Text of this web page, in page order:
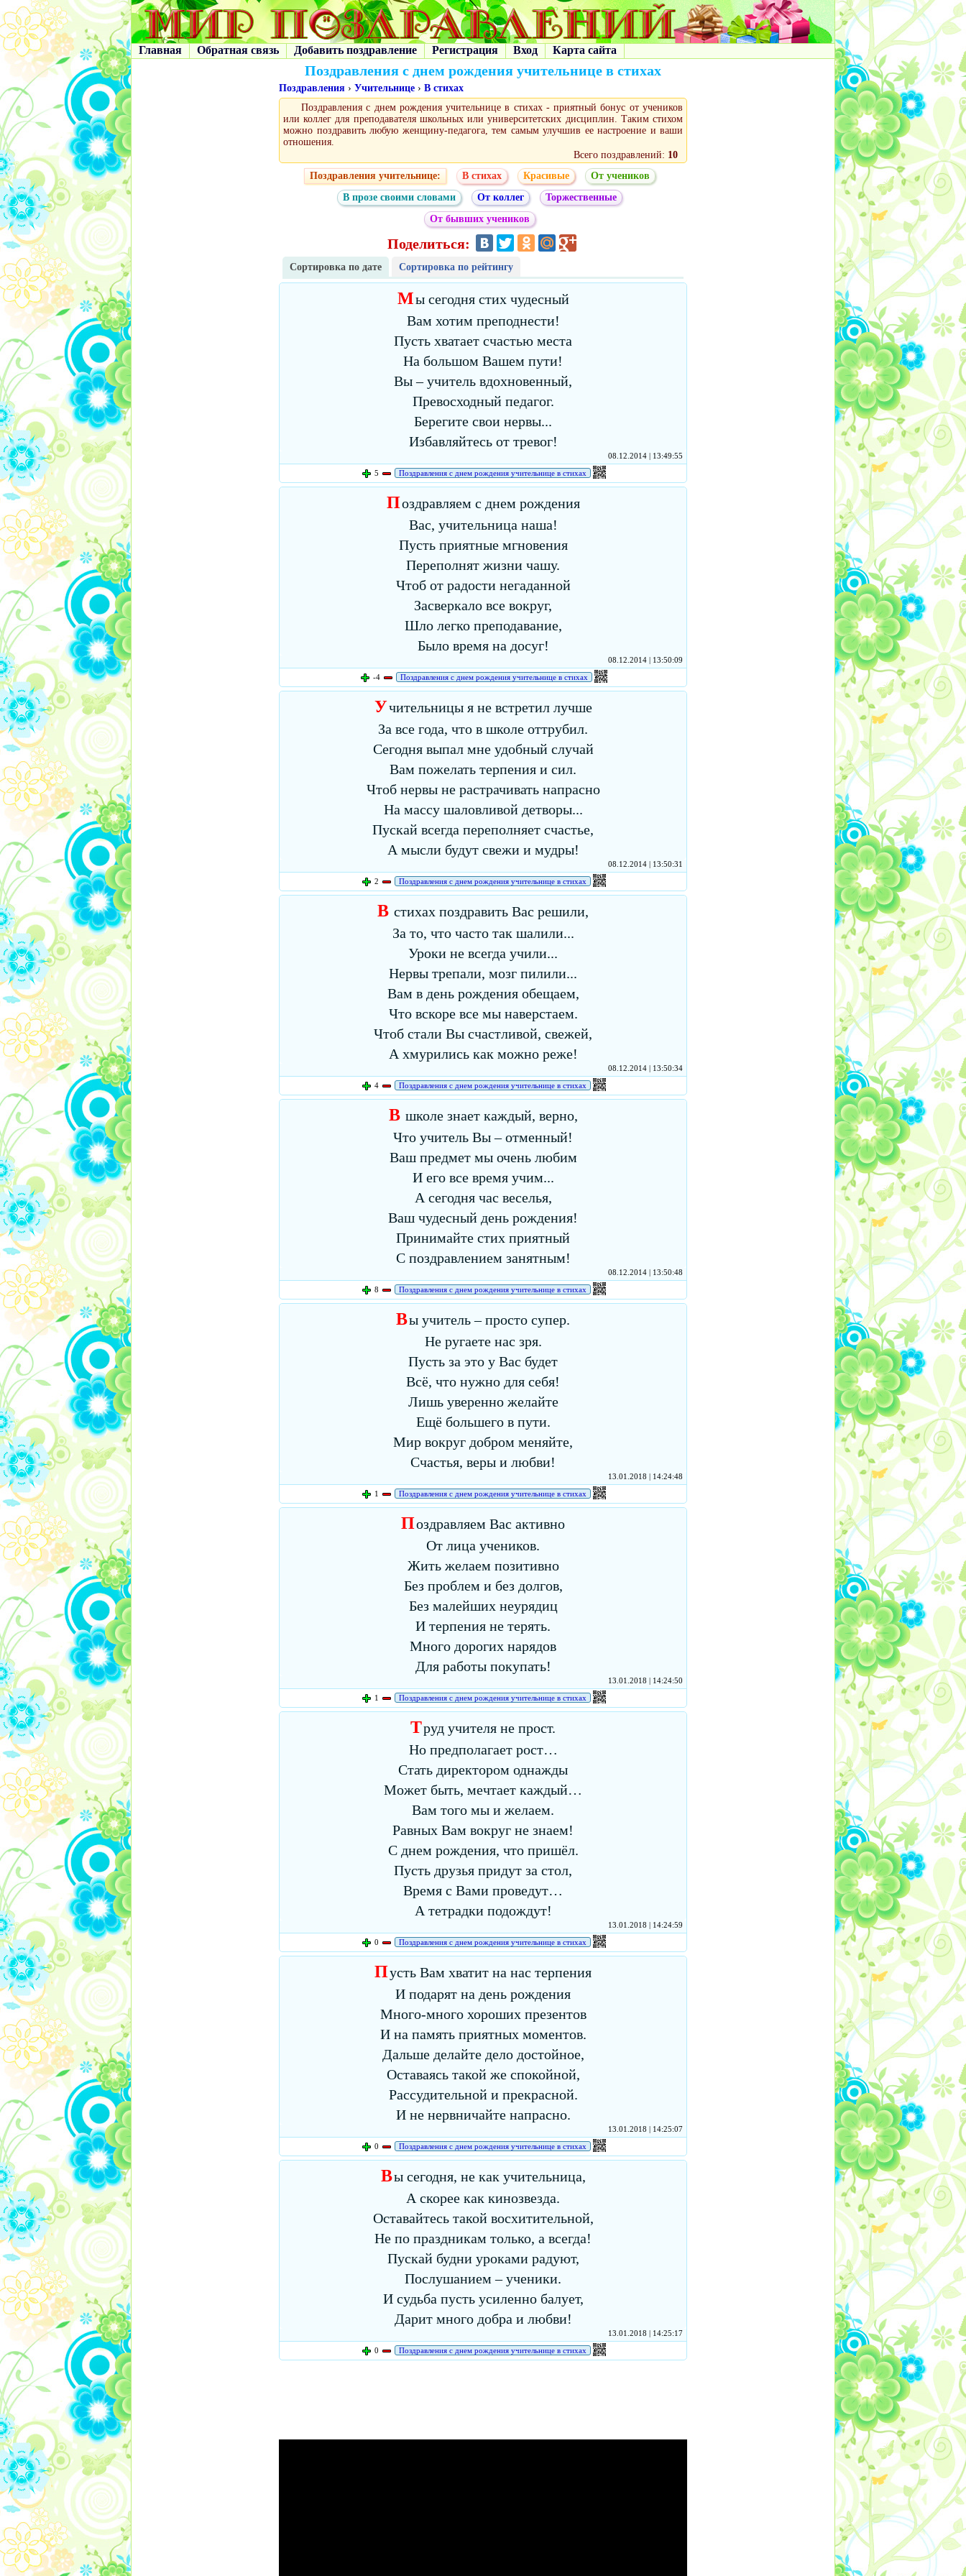
Главная Обратная связь Добавить поздравление Регистрация Вход Карта сайта
Поздравления с днем рождения учительнице в стихах
Поздравления › Учительнице › В стихах
Поздравления с днем рождения учительнице в стихах - приятный бонус от учеников
или коллег для преподавателя школьных или университетских дисциплин. Таким стихом
можно поздравить любую женщину-педагога, тем самым улучшив ее настроение и ваши
отношения.
Всего поздравлений: 10
Поздравления учительнице:
В стихах Красивые
От учеников
В прозе своими словами
От коллег
Торжественные
От бывших учеников
Поделиться:
Сортировка по дате Сортировка по рейтингу
Мы сегодня стих чудесный
Вам хотим преподнести!
Пусть хватает счастью места
На большом Вашем пути!
Вы – учитель вдохновенный,
Превосходный педагог.
Берегите свои нервы...
Избавляйтесь от тревог!
08.12.2014 | 13:49:55
5
Поздравления с днем рождения учительнице в стихах
Поздравляем с днем рождения
Вас, учительница наша!
Пусть приятные мгновения
Переполнят жизни чашу.
Чтоб от радости негаданной
Засверкало все вокруг,
Шло легко преподавание,
Было время на досуг!
08.12.2014 | 13:50:09
-4
Поздравления с днем рождения учительнице в стихах
Учительницы я не встретил лучше
За все года, что в школе оттрубил.
Сегодня выпал мне удобный случай
Вам пожелать терпения и сил.
Чтоб нервы не растрачивать напрасно
На массу шаловливой детворы...
Пускай всегда переполняет счастье,
А мысли будут свежи и мудры!
08.12.2014 | 13:50:31
2
Поздравления с днем рождения учительнице в стихах
В стихах поздравить Вас решили,
За то, что часто так шалили...
Уроки не всегда учили...
Нервы трепали, мозг пилили...
Вам в день рождения обещаем,
Что вскоре все мы наверстаем.
Чтоб стали Вы счастливой, свежей,
А хмурились как можно реже!
08.12.2014 | 13:50:34
4
Поздравления с днем рождения учительнице в стихах
В школе знает каждый, верно,
Что учитель Вы – отменный!
Ваш предмет мы очень любим
И его все время учим...
А сегодня час веселья,
Ваш чудесный день рождения!
Принимайте стих приятный
С поздравлением занятным!
08.12.2014 | 13:50:48
8
Поздравления с днем рождения учительнице в стихах
Вы учитель – просто супер.
Не ругаете нас зря.
Пусть за это у Вас будет
Всё, что нужно для себя!
Лишь уверенно желайте
Ещё большего в пути.
Мир вокруг добром меняйте,
Счастья, веры и любви!
13.01.2018 | 14:24:48
1
Поздравления с днем рождения учительнице в стихах
Поздравляем Вас активно
От лица учеников.
Жить желаем позитивно
Без проблем и без долгов,
Без малейших неурядиц
И терпения не терять.
Много дорогих нарядов
Для работы покупать!
13.01.2018 | 14:24:50
1
Поздравления с днем рождения учительнице в стихах
Труд учителя не прост.
Но предполагает рост…
Стать директором однажды
Может быть, мечтает каждый…
Вам того мы и желаем.
Равных Вам вокруг не знаем!
С днем рождения, что пришёл.
Пусть друзья придут за стол,
Время с Вами проведут…
А тетрадки подождут!
13.01.2018 | 14:24:59
0
Поздравления с днем рождения учительнице в стихах
Пусть Вам хватит на нас терпения
И подарят на день рождения
Много-много хороших презентов
И на память приятных моментов.
Дальше делайте дело достойное,
Оставаясь такой же спокойной,
Рассудительной и прекрасной.
И не нервничайте напрасно.
13.01.2018 | 14:25:07
0
Поздравления с днем рождения учительнице в стихах
Вы сегодня, не как учительница,
А скорее как кинозвезда.
Оставайтесь такой восхитительной,
Не по праздникам только, а всегда!
Пускай будни уроками радуют,
Послушанием – ученики.
И судьба пусть усиленно балует,
Дарит много добра и любви!
13.01.2018 | 14:25:17
0
Поздравления с днем рождения учительнице в стихах